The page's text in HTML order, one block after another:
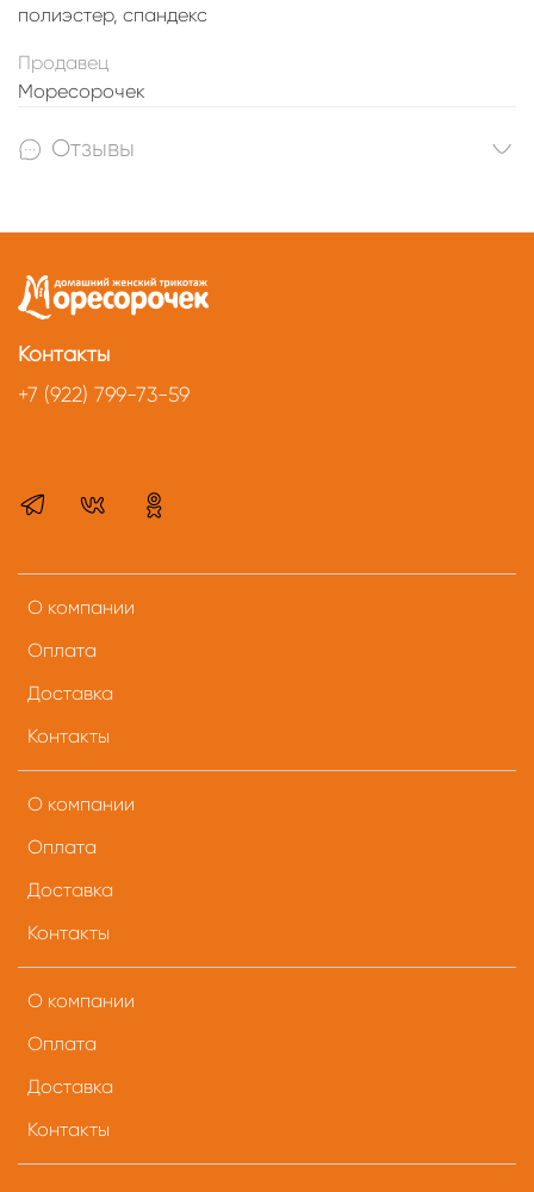
полиэстер, спандекс
Продавец
Моресорочек
Отзывы
О компании
Оплата
Доставка
Контакты
О компании
Оплата
Доставка
Контакты
О компании
Оплата
Доставка
Контакты
Контакты
+7 (922) 799-73-59